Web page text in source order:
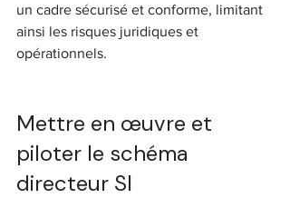
un cadre sécurisé et conforme, limitant
ainsi les risques juridiques et
opérationnels.
Mettre en œuvre et
piloter le schéma
directeur SI